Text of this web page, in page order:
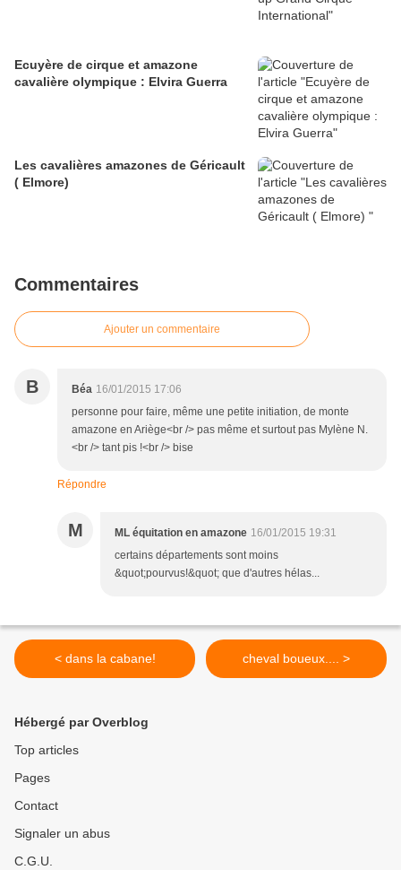
Ecuyère de cirque et amazone
cavalière olympique : Elvira Guerra
Les cavalières amazones de Géricault
( Elmore)
Commentaires
Ajouter un commentaire
B Béa 16/01/2015 17:06
personne pour faire, même une petite initiation, de monte
amazone en Ariège<br /> pas même et surtout pas Mylène N.
<br /> tant pis !<br /> bise
Répondre
M ML équitation en amazone 16/01/2015 19:31
certains départements sont moins
&quot;pourvus!&quot; que d'autres hélas...
< dans la cabane! cheval boueux.... >
Hébergé par Overblog
Top articles
Pages
Contact
Signaler un abus
C.G.U.